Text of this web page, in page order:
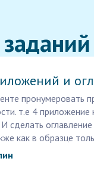
и
пронумеровать
т.е 4 приложение
сделать
как в образце